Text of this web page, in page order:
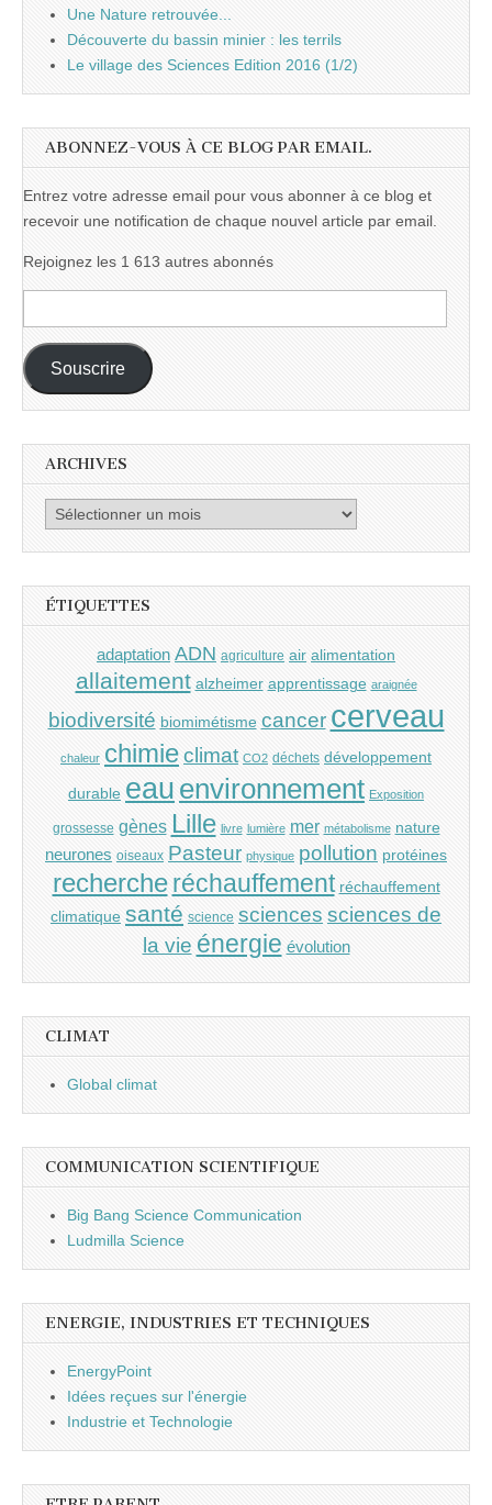
Une Nature retrouvée...
Découverte du bassin minier : les terrils
Le village des Sciences Edition 2016 (1/2)
ABONNEZ-VOUS À CE BLOG PAR EMAIL.
Entrez votre adresse email pour vous abonner à ce blog et
recevoir une notification de chaque nouvel article par email.
Rejoignez les 1 613 autres abonnés
e-
mail :
Souscrire
ARCHIVES
Archives
ÉTIQUETTES
adaptation ADN agriculture air alimentation
allaitement alzheimer apprentissage araignée
biodiversité biomimétisme cancer cerveau
chaleur chimieclimat CO2 déchets développement
durable eau environnement Exposition
grossesse gènes Lille livre lumière mer métabolisme nature
neurones oiseaux Pasteur physique pollution protéines
recherche réchauffement réchauffement
climatique santé science sciences sciences de
la vie énergie évolution
CLIMAT
Global climat
COMMUNICATION SCIENTIFIQUE
Big Bang Science Communication
Ludmilla Science
ENERGIE, INDUSTRIES ET TECHNIQUES
EnergyPoint
Idées reçues sur l'énergie
Industrie et Technologie